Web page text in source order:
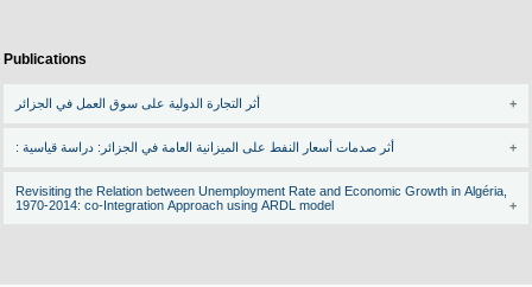
Publications
أثر التجارة الدولية على سوق العمل في الجزائر
: أثر صدمات أسعار النفط على الميزانية العامة في الجزائر: دراسة قياسية
Revisiting the Relation between Unemployment Rate and Economic Growth in Algéria,
1970-2014: co-Integration Approach using ARDL model